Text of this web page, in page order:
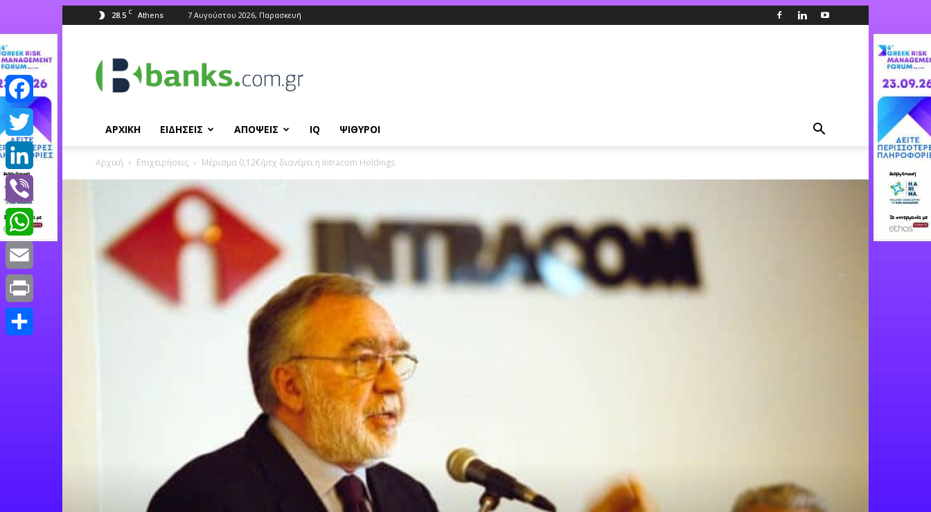
28.5 C Athens 7 Αυγούστου 2026, Παρασκευή
ΑΡΧΙΚΗ ΕΙΔΗΣΕΙΣ ΑΠΟΨΕΙΣ IQ ΨΙΘΥΡΟΙ
Αρχική Επιχειρήσεις Μέρισμα 0,12€/μτχ διανέμει η Intracom Holdings
Facebook
Twitter
LinkedIn
Viber
WhatsApp
Email
Print